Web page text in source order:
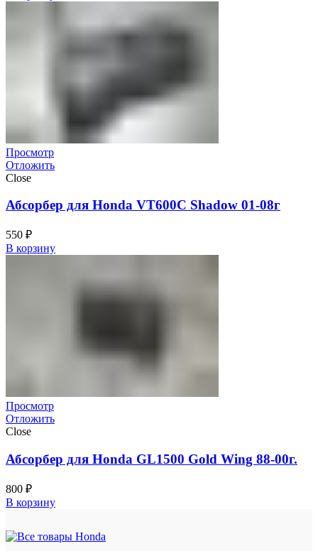
Просмотр
Отложить
Close
Абсорбер для Honda VT600C Shadow 01-08г
550 ₽
В корзину
Просмотр
Отложить
Close
Абсорбер для Honda GL1500 Gold Wing 88-00г.
800 ₽
В корзину